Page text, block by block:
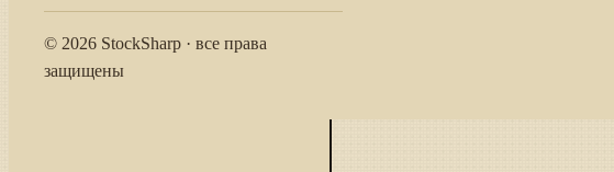
© 2026 StockSharp · все права
защищены